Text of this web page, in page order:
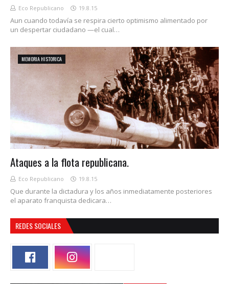
Eco Republicano 19.8.15
Aun cuando todavía se respira cierto optimismo alimentado por
un despertar ciudadano —el cual…
MEMORIA HISTORICA
Ataques a la flota republicana.
Eco Republicano 19.8.15
Que durante la dictadura y los años inmediatamente posteriores
el aparato franquista dedicara…
REDES SOCIALES